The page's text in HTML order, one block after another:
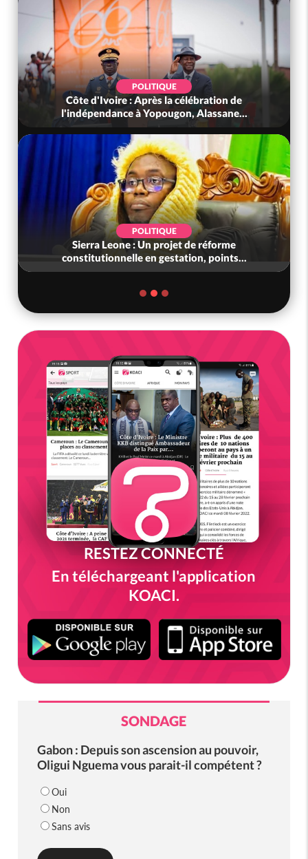
POLITIQUE
Côte d'Ivoire : Après la célébration de
l'indépendance à Yopougon, Alassane...
POLITIQUE
Sierra Leone : Un projet de réforme
constitutionnelle en gestation, points...
RESTEZ CONNECTÉ
En téléchargeant l'application
KOACI.
SONDAGE
Gabon : Depuis son ascension au pouvoir,
Oligui Nguema vous parait-il compétent ?
Oui
Non
Sans avis